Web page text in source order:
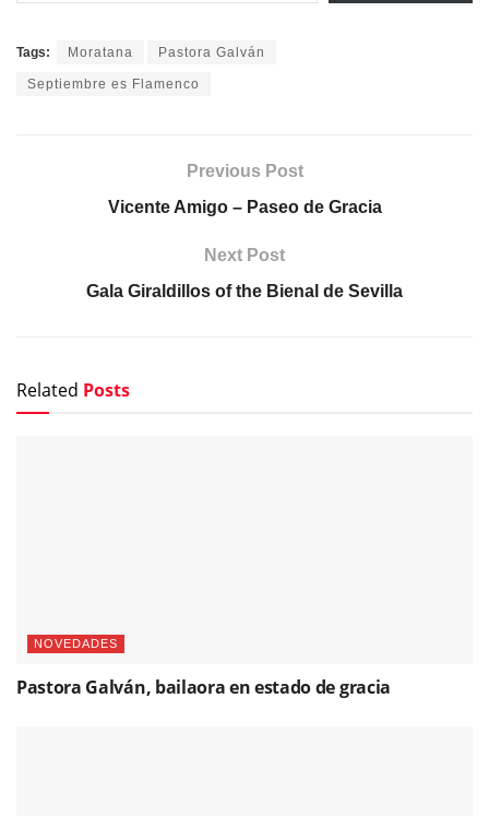
Tags: Moratana Pastora Galván
Septiembre es Flamenco
Previous Post
Vicente Amigo – Paseo de Gracia
Next Post
Gala Giraldillos of the Bienal de Sevilla
Related Posts
NOVEDADES
Pastora Galván, bailaora en estado de gracia